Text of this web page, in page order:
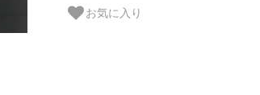
お気に入り